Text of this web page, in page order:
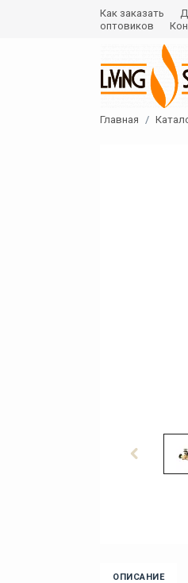
Как заказать
оптовиков
Главная
ОПИСАНИЕ